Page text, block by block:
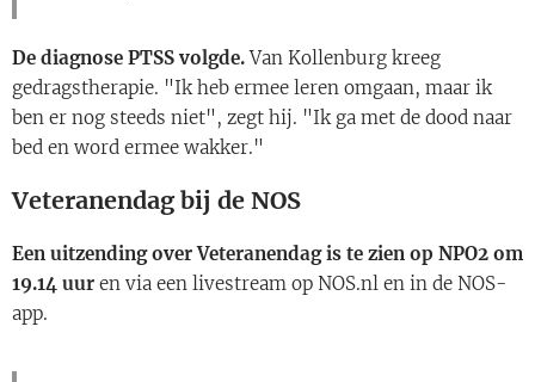
De diagnose PTSS volgde.Van Kollenburg kreeg
gedragstherapie. "Ik heb ermee leren omgaan, maar ik
ben er nog steeds niet", zegt hij. "Ik ga met de dood naar
bed en word ermee wakker."
Veteranendag bij de NOS
Een uitzending over Veteranendag is te zien op NPO2 om
19.14 uur en via een livestream op NOS.nl en in de NOS-
app.